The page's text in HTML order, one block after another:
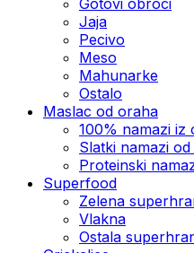
Jaja
Pecivo
Meso
Mahunarke
Ostalo
Maslac od oraha
100% namazi iz
Slatki namazi
Proteinski
Superfood
Zelena
Vlakna
Ostala